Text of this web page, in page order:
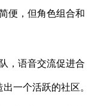
便，但角色组合和
，语音交流促进合
一个活跃的社区。